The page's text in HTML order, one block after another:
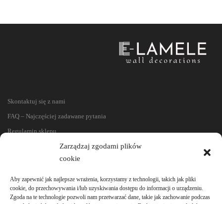
Zarządzaj zgodami plików
cookie
Aby zapewnić jak najlepsze wrażenia, korzystamy z technologii, takich jak pliki
cookie, do przechowywania i/lub uzyskiwania dostępu do informacji o urządzeniu.
Zgoda na te technologie pozwoli nam przetwarzać dane, takie jak zachowanie podczas
Skontaktuj się z nami
FAQ – Najczęściej zadawane pytania
Regulamin sklepu
Reklamacje i zwroty
Polityka prywatności